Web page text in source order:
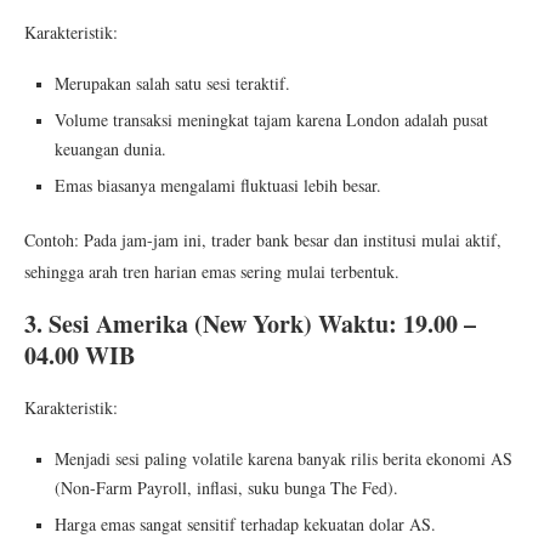
Karakteristik:
Merupakan salah satu sesi teraktif.
Volume transaksi meningkat tajam karena London adalah pusat
keuangan dunia.
Emas biasanya mengalami fluktuasi lebih besar.
Contoh: Pada jam-jam ini, trader bank besar dan institusi mulai aktif,
sehingga arah tren harian emas sering mulai terbentuk.
3. Sesi Amerika (New York) Waktu: 19.00 –
04.00 WIB
Karakteristik:
Menjadi sesi paling volatile karena banyak rilis berita ekonomi AS
(Non-Farm Payroll, inflasi, suku bunga The Fed).
Harga emas sangat sensitif terhadap kekuatan dolar AS.